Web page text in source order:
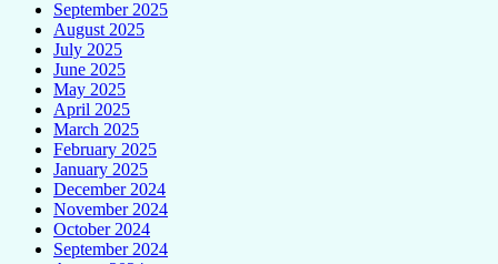
September 2025
August 2025
July 2025
June 2025
May 2025
April 2025
March 2025
February 2025
January 2025
December 2024
November 2024
October 2024
September 2024